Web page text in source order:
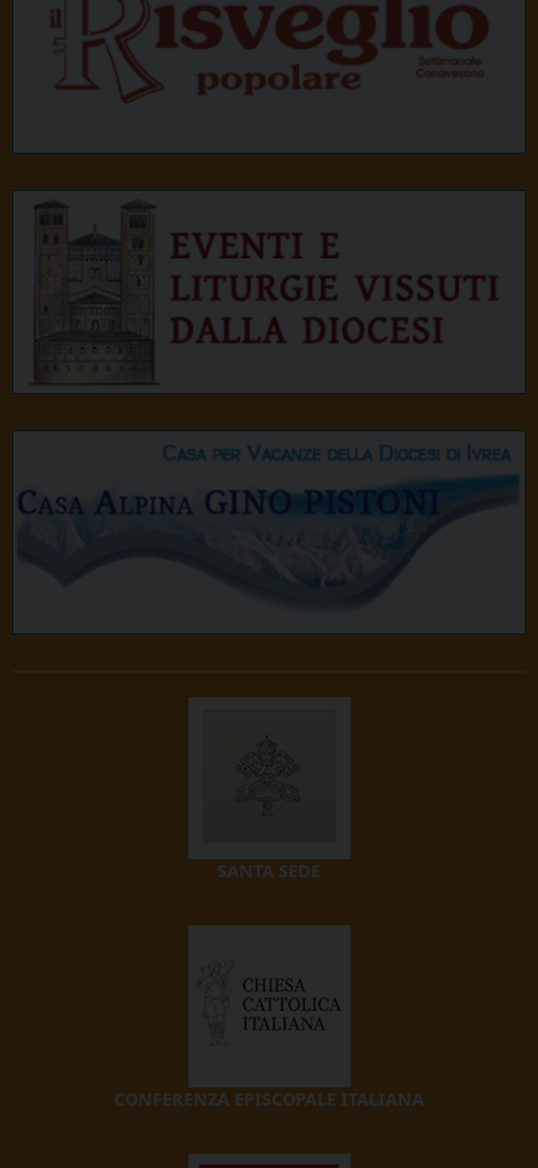
SANTA SEDE
CONFERENZA EPISCOPALE ITALIANA